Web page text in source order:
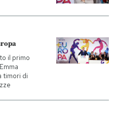
il primo
timori di